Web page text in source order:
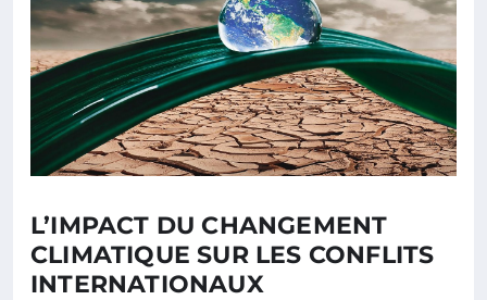
L’IMPACT DU CHANGEMENT
CLIMATIQUE SUR LES CONFLITS
INTERNATIONAUX